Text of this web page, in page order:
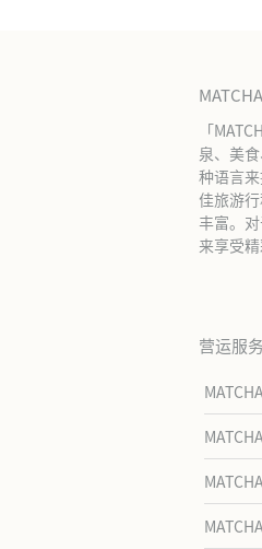
「
泉、美
种语言
佳旅游
丰富。
来享受精
营运服务